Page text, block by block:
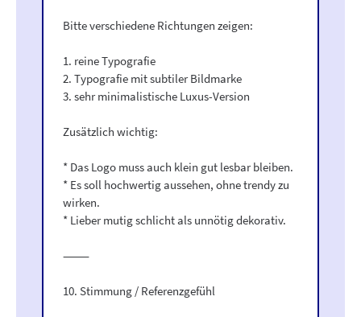
Bitte verschiedene Richtungen zeigen:
1. reine Typografie
2. Typografie mit subtiler Bildmarke
3. sehr minimalistische Luxus-Version
Zusätzlich wichtig:
* Das Logo muss auch klein gut lesbar bleiben.
* Es soll hochwertig aussehen, ohne trendy zu
wirken.
* Lieber mutig schlicht als unnötig dekorativ.
⸻
10. Stimmung / Referenzgefühl